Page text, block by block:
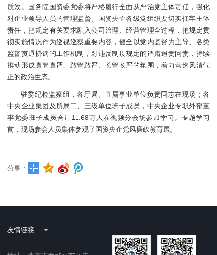
质效。国务院国资委党委将严格履行全面从严治党主体责任，强化
对企业领导人员的管理监督。国资央企各级党组织要切实扛牢主体
责任，把规定有关要求融入公司治理、经营管理全过程，把规定贯
彻实施情况作为巡视巡察重要内容，健全以党内监督为主导、各类
监督贯通协调的工作机制，对违反制度规定的严肃追责问责，持续
推动形成真管真严、敢管敢严、长管长严的氛围，着力营造风清气
正的政治生态。
驻委纪检监察组，各厅局、直属事业单位负责同志在现场；各
中央企业集团及所属二、三级单位班子成员，中央企业专职外部董
事党委班子成员合计11.68万人在视频分会场参加学习。专题学习
前，现场参会人员集体参观了国资央企党风廉政教育展。
分享：
友情链接